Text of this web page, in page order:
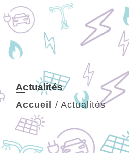
Actualités
Accueil / Actualités